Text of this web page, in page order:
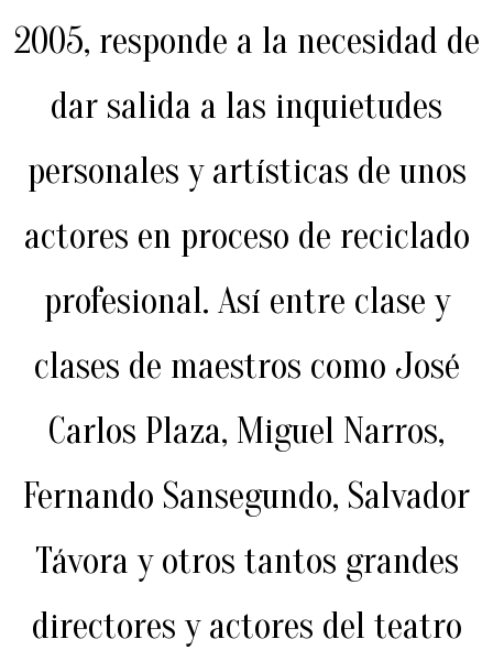
2005, responde a la necesidad de
dar salida a las inquietudes
personales y artísticas de unos
actores en proceso de reciclado
profesional. Así entre clase y
clases de maestros como José
Carlos Plaza, Miguel Narros,
Fernando Sansegundo, Salvador
Távora y otros tantos grandes
directores y actores del teatro